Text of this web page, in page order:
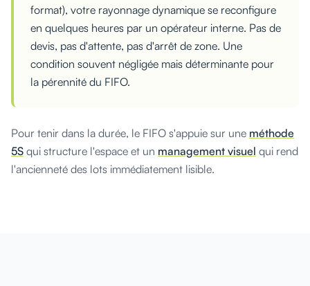
format), votre rayonnage dynamique se reconfigure
en quelques heures par un opérateur interne. Pas de
devis, pas d'attente, pas d'arrêt de zone. Une
condition souvent négligée mais déterminante pour
la pérennité du FIFO.
Pour tenir dans la durée, le FIFO s'appuie sur une méthode
5S qui structure l'espace et un management visuel qui rend
l'ancienneté des lots immédiatement lisible.